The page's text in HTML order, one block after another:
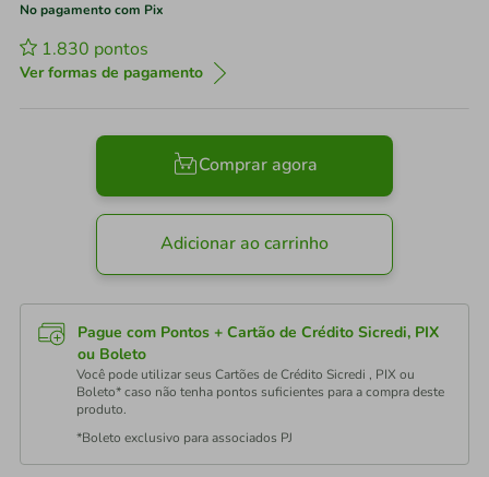
No pagamento com Pix
1.830 pontos
Ver formas de pagamento
Comprar agora
Adicionar ao carrinho
Pague com Pontos + Cartão de Crédito Sicredi, PIX
ou Boleto
Você pode utilizar seus Cartões de Crédito Sicredi , PIX ou
Boleto* caso não tenha pontos suficientes para a compra deste
produto.
*Boleto exclusivo para associados PJ